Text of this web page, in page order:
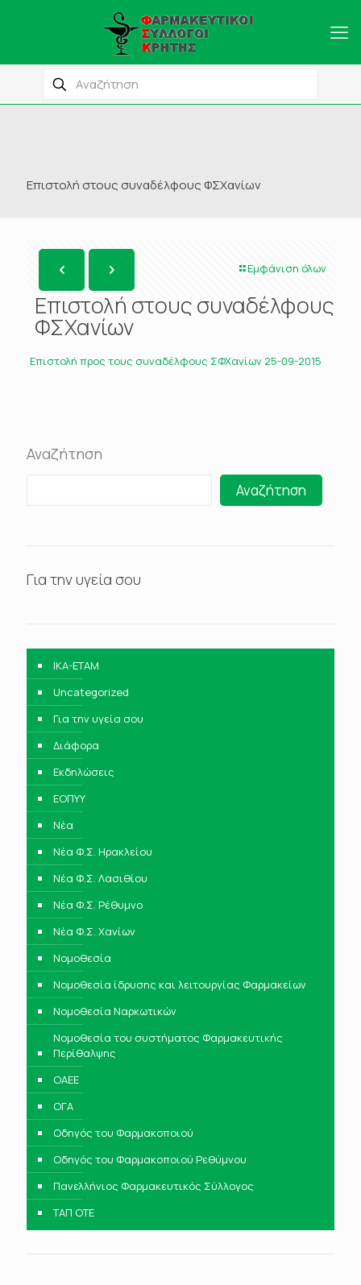
Επιστολή στους συναδέλφους ΦΣΧανίων
Εμφάνιση όλων
Επιστολή στους συναδέλφους
ΦΣΧανίων
Επιστολή προς τους συναδέλφους ΣΦΧανίων 25-09-2015
Αναζήτηση
Αναζήτηση
Για την υγεία σου
IKA-ETAM
Uncategorized
Για την υγεία σου
Διάφορα
Εκδηλώσεις
ΕΟΠΥΥ
Νέα
Νέα Φ.Σ. Ηρακλείου
Νέα Φ.Σ. Λασιθίου
Νέα Φ.Σ. Ρέθυμνο
Νέα Φ.Σ. Χανίων
Νομοθεσία
Νομοθεσία ίδρυσης και λειτουργίας Φαρμακείων
Νομοθεσία Ναρκωτικών
Νομοθεσία του συστήματος Φαρμακευτικής
Περίθαλψης
ΟΑΕΕ
ΟΓΑ
Οδηγός του Φαρμακοποιού
Οδηγός του Φαρμακοποιού Ρεθύμνου
Πανελλήνιος Φαρμακευτικός Σύλλογος
ΤΑΠ ΟΤΕ